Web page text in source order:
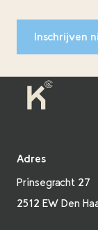
Inschrijven
Adres
Prinsegracht 27
2512 EW Den